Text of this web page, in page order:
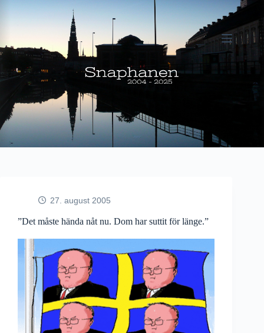
27. august 2005
”Det måste hända nåt nu. Dom har suttit för länge.”